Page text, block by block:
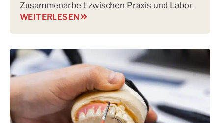
Zusammenarbeit zwischen Praxis und Labor.
WEITERLESEN